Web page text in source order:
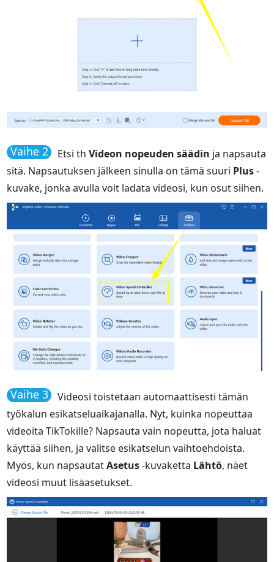
Vaihe 2 Etsi thVideon nopeuden säädin ja napsauta
sitä. Napsautuksen jälkeen sinulla on tämä suuri Plus-
kuvake, jonka avulla voit ladata videosi, kun osut siihen.
Vaihe 3
Videosi toistetaan automaattisesti tämän
työkalun esikatseluaikajanalla. Nyt, kuinka nopeuttaa
videoita TikTokille? Napsauta vain nopeutta, jota haluat
käyttää siihen, ja valitse esikatselun vaihtoehdoista.
Myös, kun napsautatAsetus-kuvaketta Lähtö, näet
videosi muut lisäasetukset.